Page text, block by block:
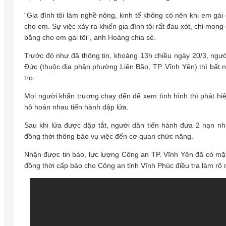
“Gia đình tôi làm nghề nông, kinh tế không có nên khi em
cho em. Sự việc xảy ra khiến gia đình tôi rất đau xót, chỉ
bằng cho em gái tôi”, anh Hoàng chia sẻ.
Trước đó như đã thông tin, khoảng 13h chiều ngày 20/3,
Đức (thuộc địa phận phường Liên Bão, TP. Vĩnh Yên) thì bất
trọ.
Mọi người khẩn trương chạy đến để xem tình hình thì phát
hô hoán nhau tiến hành dập lửa.
Sau khi lửa được dập tắt, người dân tiến hành đưa 2 nạn
đồng thời thông báo vụ việc đến cơ quan chức năng.
Nhận được tin báo, lực lượng Công an TP. Vĩnh Yên đã có
đồng thời cấp báo cho Công an tỉnh Vĩnh Phúc điều tra làm rõ